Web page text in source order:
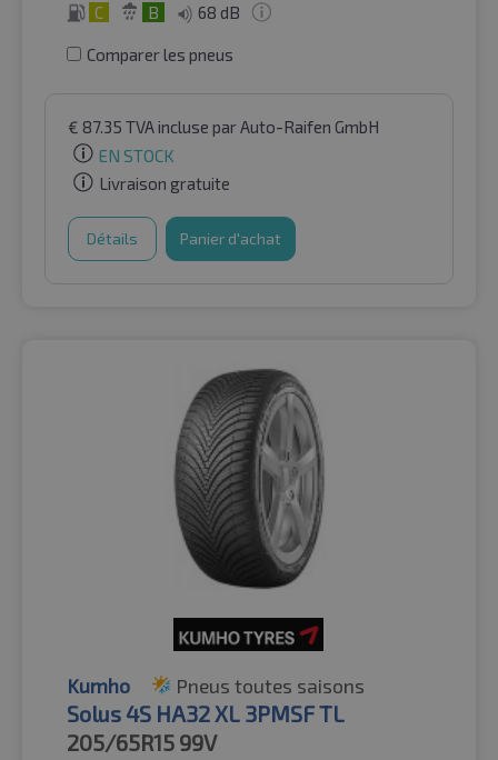
C B 68 dB
Comparer les pneus
€ 87.35 TVA incluse par Auto-Raifen GmbH
EN STOCK
Livraison gratuite
Détails Panier d'achat
Kumho Pneus toutes saisons
Solus 4S HA32 XL 3PMSF TL
205/65R15 99V